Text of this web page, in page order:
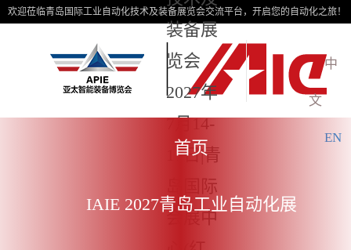
欢迎莅临青岛国际工业自动化技术及装备展览会交流平台，开启您的自动化之旅！
装备展
览会
2027年
7月14-
17日|青
岛国际
会展中
中
文
EN
首页
IAIE 2027青岛工业自动化展